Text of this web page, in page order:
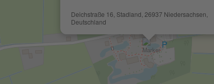
Deichstraße 16, Stadland, 26937 Niedersachsen,
Deutschland